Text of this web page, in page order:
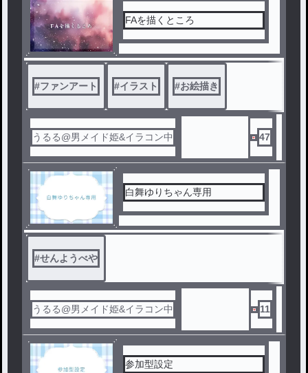
FAを描くところ
#ファンアート #イラスト #お絵描き
うるる@男メイド姫&イラコン中 47
白舞ゆりちゃん専用
#せんようべや
うるる@男メイド姫&イラコン中 11
参加型設定